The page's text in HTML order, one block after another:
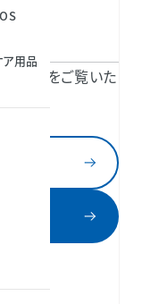
用品
続きをご覧いた